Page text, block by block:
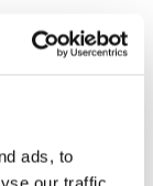
ads, to
our traffic.